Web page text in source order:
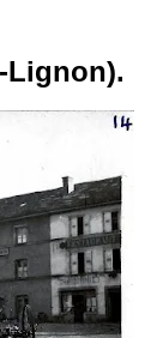
Lignon).